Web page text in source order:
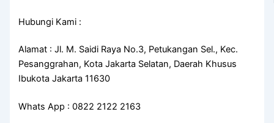
Hubungi Kami :
Alamat : Jl. M. Saidi Raya No.3, Petukangan Sel., Kec.
Pesanggrahan, Kota Jakarta Selatan, Daerah Khusus
Ibukota Jakarta 11630
Whats App : 0822 2122 2163